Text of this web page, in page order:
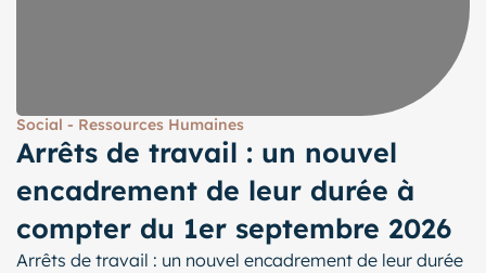
Social - Ressources Humaines
Arrêts de travail : un nouvel
encadrement de leur durée à
compter du 1er septembre 2026
Arrêts de travail : un nouvel encadrement de leur durée